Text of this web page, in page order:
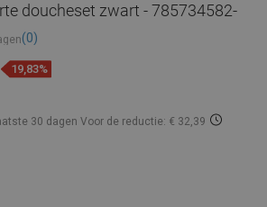
doucheset zwart - 785734582-
(0)
19,83%
30 dagen Voor de reductie: € 32,39